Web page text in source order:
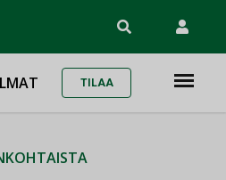
TILAA